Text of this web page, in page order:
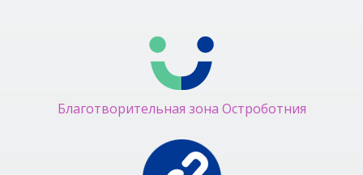
Благотворительная зона Остроботния